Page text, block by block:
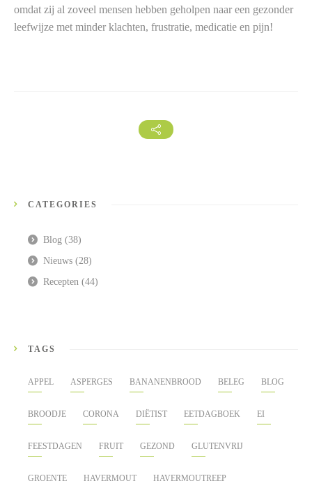
omdat zij al zoveel mensen hebben geholpen naar een gezonder
leefwijze met minder klachten, frustratie, medicatie en pijn!
CATEGORIES
Blog (38)
Nieuws (28)
Recepten (44)
TAGS
APPEL ASPERGES BANANENBROOD BELEG BLOG
BROODJE CORONA DIËTIST EETDAGBOEK EI
FEESTDAGEN FRUIT GEZOND GLUTENVRIJ
GROENTE HAVERMOUT HAVERMOUTREEP